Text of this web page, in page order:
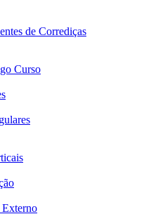
de Corrediças
Curso
Externo